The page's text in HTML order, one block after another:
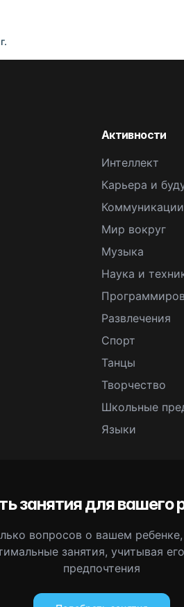
Активности
Интеллект
Карьера и
Мир вокруг
Музыка
Наука и
Развлечения
Спорт
Танцы
Творчество
Школьные
Языки
занятия для вашего
вопросов о вашем
занятия, учитывая
предпочтения